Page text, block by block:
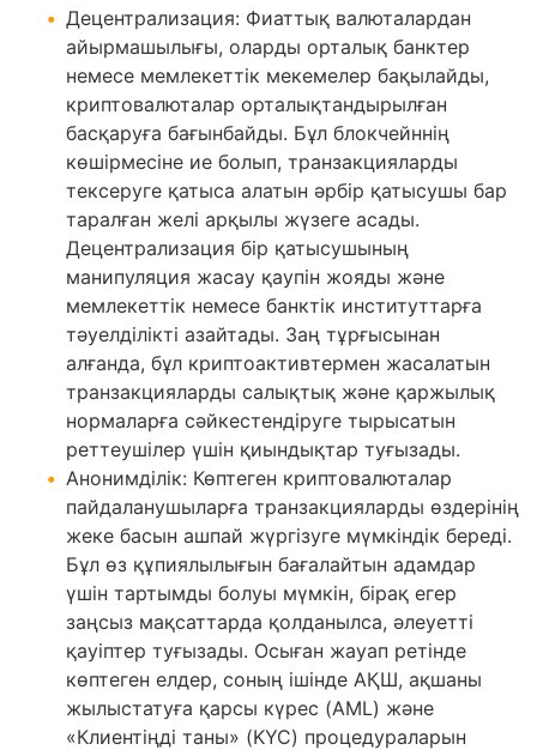
Децентрализация: Фиаттық валюталардан
айырмашылығы, оларды орталық банктер
немесе мемлекеттік мекемелер бақылайды,
криптовалюталар орталықтандырылған
басқаруға бағынбайды. Бұл блокчейннің
көшірмесіне ие болып, транзакцияларды
тексеруге қатыса алатын әрбір қатысушы бар
таралған желі арқылы жүзеге асады.
Децентрализация бір қатысушының
манипуляция жасау қаупін жояды және
мемлекеттік немесе банктік институттарға
тәуелділікті азайтады. Заң тұрғысынан
алғанда, бұл криптоактивтермен жасалатын
транзакцияларды салықтық және қаржылық
нормаларға сәйкестендіруге тырысатын
реттеушілер үшін қиындықтар туғызады.
Анонимділік: Көптеген криптовалюталар
пайдаланушыларға транзакцияларды өздерінің
жеке басын ашпай жүргізуге мүмкіндік береді.
Бұл өз құпиялылығын бағалайтын адамдар
үшін тартымды болуы мүмкін, бірақ егер
заңсыз мақсаттарда қолданылса, әлеуетті
қауіптер туғызады. Осыған жауап ретінде
көптеген елдер, соның ішінде АҚШ, ақшаны
жылыстатуға қарсы күрес (AML) және
«Клиентіңді таны» (KYC) процедураларын